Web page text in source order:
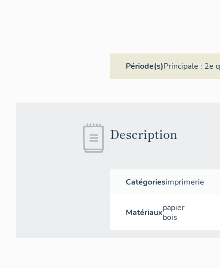
Période(s)Principale : 2e
Description
Catégoriesimprimerie
Matériauxpapier
bois